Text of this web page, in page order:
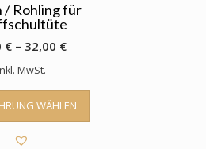
/ Rohling für
€– 32,00 €
MwSt.
WÄHLEN
Dieses
weist